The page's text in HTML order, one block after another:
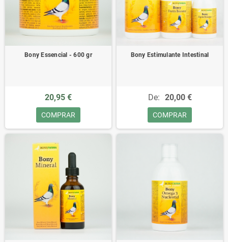
Bony Essencial - 600 gr
20,95 €
COMPRAR
Bony Estimulante Intestinal
De: 20,00 €
COMPRAR